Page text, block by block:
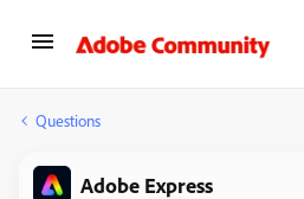
Questions
Adobe Express